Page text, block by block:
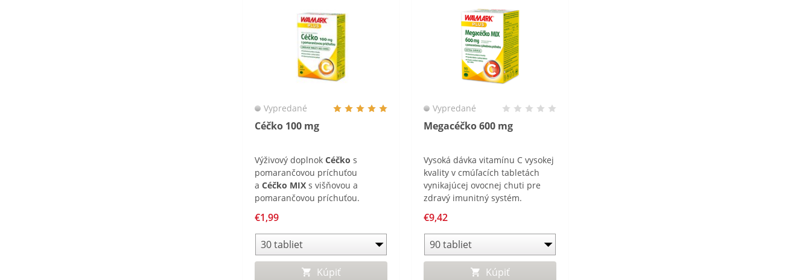
Céčko 100 mg
Vypredané
Výživový doplnok Céčko s
pomarančovou príchuťou
a Céčko MIX s višňovou a
pomarančovou príchuťou.
ako kyselina askorbová, ktorý
prispieva k normálnej funkcii
imunitného systému, prispieva k
ochrane buniek pred voľnými
radikálmi a k správnej absorpcii
€1,99
Kúpiť
Megacéčko 600 mg
Vypredané
Vysoká dávka vitamínu C vysokej
kvality v cmúľacích tabletách
vynikajúcej ovocnej chuti pre
zdravý imunitný systém.
€9,42
Kúpiť